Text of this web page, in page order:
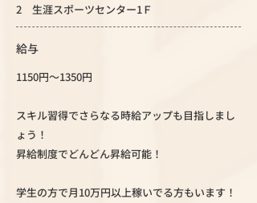
2 生涯スポーツセンター1Ｆ
給与
1150円～1350円
スキル習得でさらなる時給アップも目指しまし
ょう！
昇給制度でどんどん昇給可能！
学生の方で月10万円以上稼いでる方もいます！